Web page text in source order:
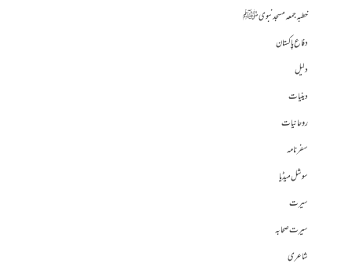
خطبہ جمعہ مسجد نبوی ﷺ
دفاع پاکستان
دلیل
دینیات
روحانیات
سفرنامہ
سوشل میڈیا
سیرت
سیرت صحابہ
شاعری